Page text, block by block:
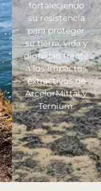
fortaleciendo
su resistencia
para proteger
su tierra, vida y
dignidad frente
a los impactos
extractivos de
ArcelorMittal y
Ternium.